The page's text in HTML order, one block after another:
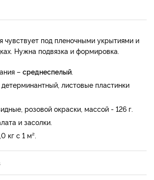
чувствует под пленочными укрытиями и
Нужна подвязка и формировка.
– среднеспелый.
листовые пластинки
розовой окраски, массой - 126 г.
и засолки.
кг с 1 м².